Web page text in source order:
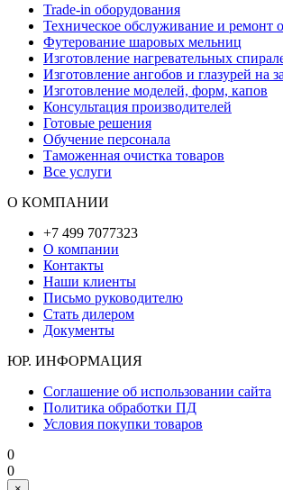
Trade-in оборудования
Техническое обслуживание и ремонт
Футерование шаровых мельниц
Изготовление нагревательных
Изготовление ангобов и глазурей на
Изготовление моделей, форм, капов
Консультация производителей
Готовые решения
Обучение персонала
Таможенная очистка товаров
Все услуги
О КОМПАНИИ
+7 499 7077323
О компании
Контакты
Наши клиенты
Письмо руководителю
Стать дилером
Документы
ЮР. ИНФОРМАЦИЯ
Соглашение об использовании сайта
Политика обработки ПД
Условия покупки товаров
0
0